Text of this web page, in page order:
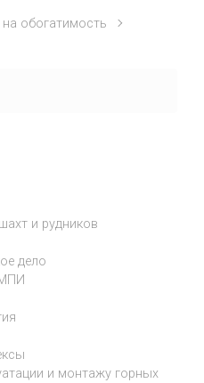
обогатимость
и рудников
дело
и монтажу горных